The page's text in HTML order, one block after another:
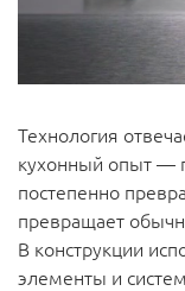
Технология
кухонный опыт —
постепенно
превращает
В конструкции
элементы и